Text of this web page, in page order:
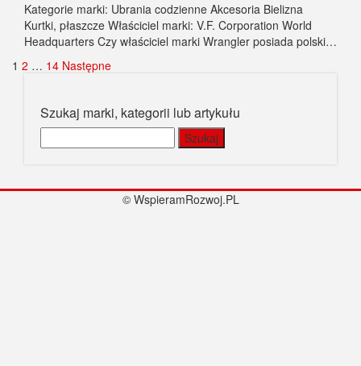
Kategorie marki: Ubrania codzienne Akcesoria Bielizna
Kurtki, płaszcze Właściciel marki: V.F. Corporation World
Headquarters Czy właściciel marki Wrangler posiada polski…
Stronicowanie
1 2 … 14 Następne
Szukaj marki, kategorii lub artykułu
© WspieramRozwoj.PL